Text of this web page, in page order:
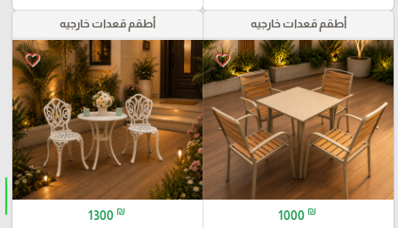
أطقم قعدات خارجيه
favorite_border
1000 ₪
أطقم قعدات خارجيه
favorite_border
1300 ₪